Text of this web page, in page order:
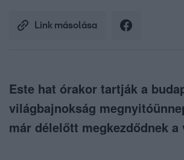
Link másolása
Este hat órakor tartják a
világbajnokság
már délelőtt megkezdődnek a